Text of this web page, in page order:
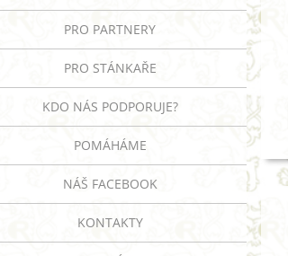
PRO PARTNERY
PRO STÁNKAŘE
KDO NÁS PODPORUJE?
POMÁHÁME
NÁŠ FACEBOOK
KONTAKTY